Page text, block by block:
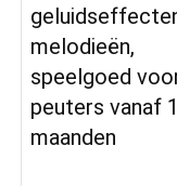
melodieën,
speelgoed
peuters vanaf
maanden